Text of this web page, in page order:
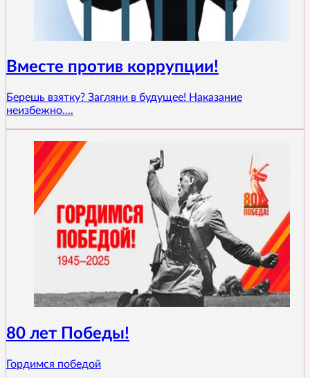
Вместе против коррупции!
Берешь взятку? Загляни в будущее! Наказание
неизбежно....
80 лет Победы!
Гордимся победой